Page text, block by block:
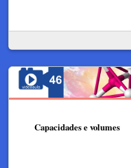
Capacidades e volumes